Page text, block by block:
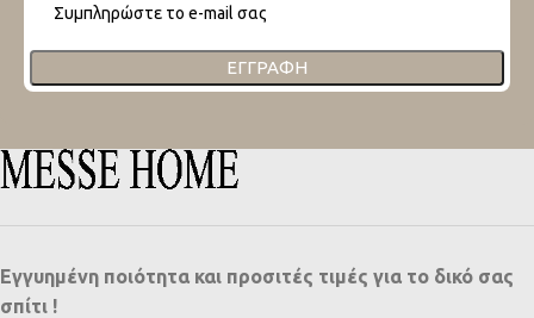
ΕΓΓΡΑΦΉ
Εγγυημένη ποιότητα και προσιτές τιμές για το δικό σας
σπίτι !